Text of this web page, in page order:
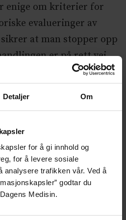
Detaljer Om
for å gi innhold og
for å levere sosiale
analysere trafikken vår. Ved å
godtar du
Medisin.
enige om kriterier for
evalueringer av
at man stopper opp
er på rett vei
kurs – å endre
behandlingsplaner
struktur, målrettethet og
Vi har dermed et godt
pakkeforløp i